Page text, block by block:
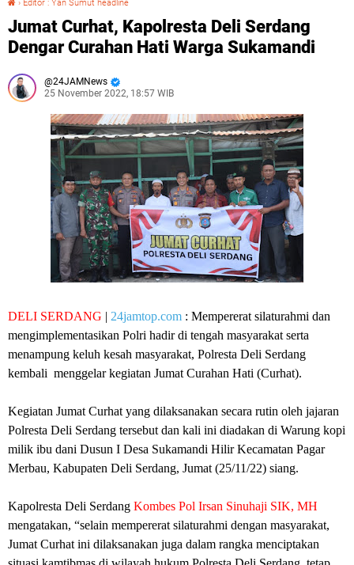
› Editor : Yan Sumut headline
Jumat Curhat, Kapolresta Deli Serdang
Dengar Curahan Hati Warga Sukamandi
24JAMNews
25 November 2022, 18:57 WIB
DELI SERDANG | 24jamtop.com : Mempererat silaturahmi dan
mengimplementasikan Polri hadir di tengah masyarakat serta
menampung keluh kesah masyarakat, Polresta Deli Serdang
kembali menggelar kegiatan Jumat Curahan Hati (Curhat).
Kegiatan Jumat Curhat yang dilaksanakan secara rutin oleh jajaran
Polresta Deli Serdang tersebut dan kali ini diadakan di Warung kopi
milik ibu dani Dusun I Desa Sukamandi Hilir Kecamatan Pagar
Merbau, Kabupaten Deli Serdang, Jumat (25/11/22) siang.
Kapolresta Deli Serdang Kombes Pol Irsan Sinuhaji SIK, MH
mengatakan, “selain mempererat silaturahmi dengan masyarakat,
Jumat Curhat ini dilaksanakan juga dalam rangka menciptakan